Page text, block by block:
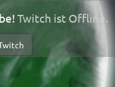
Twitch ist Offline.